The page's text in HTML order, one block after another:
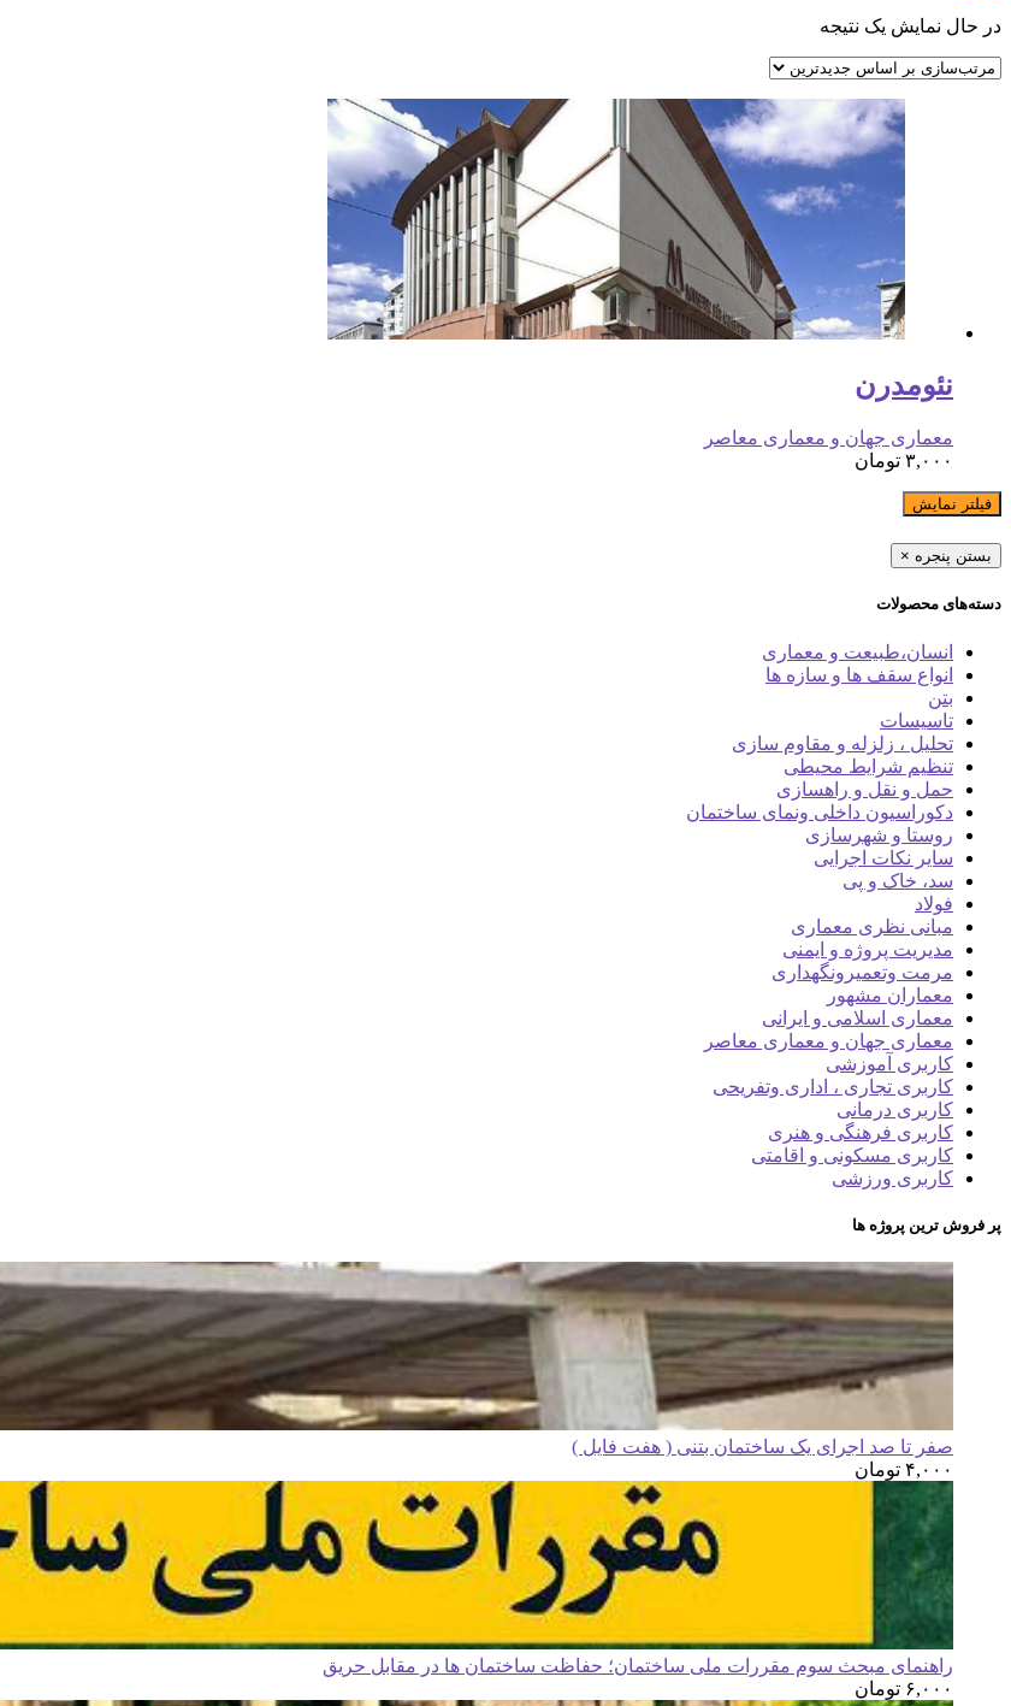
در حال نمایش یک نتیجه
نئومدرن
معماری جهان و معماری معاصر
۳,۰۰۰ تومان
فیلتر نمایش
بستن پنجره ×
دسته‌های محصولات
انسان،طبیعت و معماری
انواع سقف ها و سازه ها
بتن
تاسیسات
تحلیل ، زلزله و مقاوم سازی
تنظیم شرایط محیطی
حمل و نقل و راهسازی
دکوراسیون داخلی ونمای ساختمان
روستا و شهرسازی
سایر نکات اجرایی
سد، خاک و پی
فولاد
مبانی نظری معماری
مدیریت پروژه و ایمنی
مرمت وتعمیرونگهداری
معماران مشهور
معماری اسلامی و ایرانی
معماری جهان و معماری معاصر
کاربری آموزشی
کاربری تجاری ، اداری وتفریحی
کاربری درمانی
کاربری فرهنگی و هنری
کاربری مسکونی و اقامتی
کاربری ورزشی
پر فروش ترین پروژه ها
صفر تا صد اجرای یک ساختمان بتنی ( هفت فایل )
۴,۰۰۰ تومان
راهنمای مبحث سوم مقررات ملی ساختمان؛ حفاظت ساختمان ها در مقابل حریق
۶,۰۰۰ تومان